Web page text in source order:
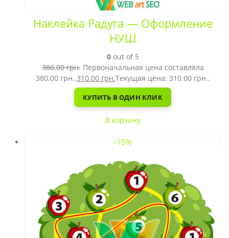
Наклейка Радуга — Оформление
НУШ
0out of 5
380.00грн. Первоначальная цена составляла
380.00 грн..310.00 грн.Текущая цена: 310.00 грн..
КУПИТЬ В ОДИН КЛИК
В корзину
-15%